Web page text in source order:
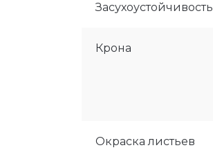
Засухоустойчивость
Крона
Окраска листьев